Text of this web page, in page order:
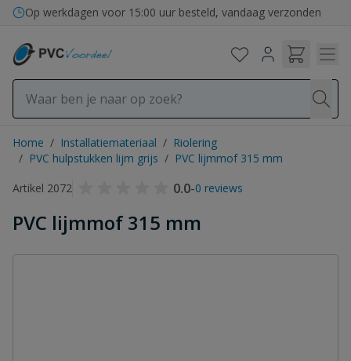
Ga naar de inhoud
Op werkdagen voor 15:00 uur besteld, vandaag verzonden
Home / Installatiemateriaal / Riolering
/ PVC hulpstukken lijm grijs / PVC lijmmof 315 mm
Artikel 2072
0.0-0 reviews
PVC lijmmof 315 mm